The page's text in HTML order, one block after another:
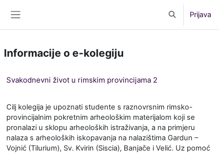
Toggle search
Prijava
Informacije o e-kolegiju
Svakodnevni život u rimskim provincijama 2
Cilj kolegija je upoznati studente s raznovrsnim rimsko-
provincijalnim pokretnim arheološkim materijalom koji se
pronalazi u sklopu arheoloških istraživanja, a na primjeru
nalaza s arheoloških iskopavanja na nalazištima Gardun –
Vojnić (Tilurium), Sv. Kvirin (Siscia), Banjače i Velić. Uz pomoć